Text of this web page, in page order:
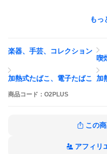
・口にぴったり合う円弧形に
・長時間吸引してもお口は疲れ
【ヘルシー】
TORIDO電子タバコに使われ
独自の製法で仕上げたもの、
み。
ニコチン・タールゼロ、タバコ
使い捨て電子たばこ ×1本
もっ
楽器、手芸、コレクション
喫
加熱式たばこ、電子たばこ 加
商品コード： O2PLUS
この
アフィリ